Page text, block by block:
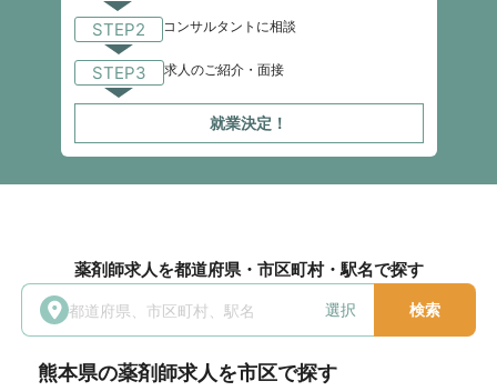
STEP2 コンサルタントに相談
STEP3 求人のご紹介・面接
就業決定！
薬剤師求人を都道府県・市区町村・駅名で探す
選択 検索
熊本県の薬剤師求人を市区で探す